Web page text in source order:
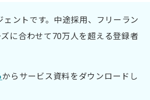
ントです。中途採用、フリーラン
に合わせて70万人を超える登録者
からサービス資料をダウンロードし